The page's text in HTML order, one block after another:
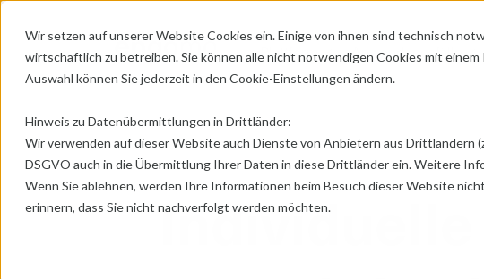
Wir setzen auf unserer Website Cookies ein. Einige von ihnen sind technisch
wirtschaftlich zu betreiben. Sie können alle nicht notwendigen Cookies mit
Auswahl können Sie jederzeit in den Cookie-Einstellungen ändern.
Hinweis zu Datenübermittlungen in Drittländer:
Wir verwenden auf dieser Website auch Dienste von Anbietern aus Drittländern (z.
DSGVO auch in die Übermittlung Ihrer Daten in diese Drittländer ein. Weitere
Wenn Sie ablehnen, werden Ihre Informationen beim Besuch dieser Website
erinnern, dass Sie nicht nachverfolgt werden möchten.
Plattform Anwendungsfälle
Individuelle